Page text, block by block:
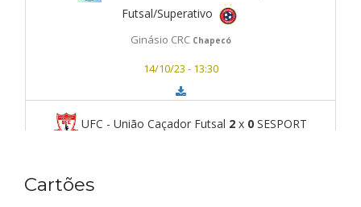
Futsal/Superativo
Ginásio CRC Chapecó
14/10/23 - 13:30
UFC - União Caçador Futsal 2 x 0 SESPORT
Cartões